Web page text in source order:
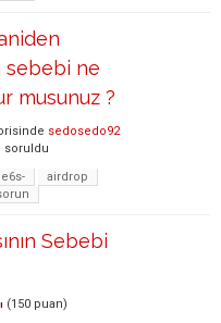
sebebi ne
musunuz ?
sedosedo92
soruldu
airdrop
Sebebi
(150 puan)